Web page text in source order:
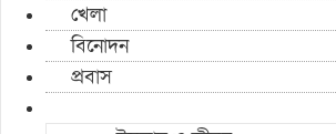
খেলা
বিনোদন
প্রবাস